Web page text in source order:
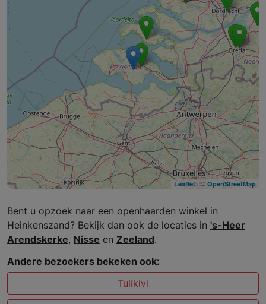
Leaflet| © OpenStreetMap
Bent u opzoek naar een openhaarden winkel in
Heinkenszand? Bekijk dan ook de locaties in 's-Heer
Arendskerke, Nisse en Zeeland.
Andere bezoekers bekeken ook:
Tulikivi